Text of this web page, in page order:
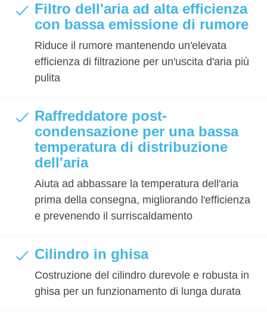
Filtro dell'aria ad alta efficienza
con bassa emissione di rumore
Riduce il rumore mantenendo un'elevata
efficienza di filtrazione per un'uscita d'aria più
pulita
Raffreddatore post-
condensazione per una bassa
temperatura di distribuzione
dell'aria
Aiuta ad abbassare la temperatura dell'aria
prima della consegna, migliorando l'efficienza
e prevenendo il surriscaldamento
Cilindro in ghisa
Costruzione del cilindro durevole e robusta in
ghisa per un funzionamento di lunga durata